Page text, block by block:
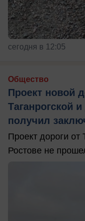
сегодня в 12:05
Общество
Проект новой
Таганрогской
получил
Проект дороги от
Ростове не